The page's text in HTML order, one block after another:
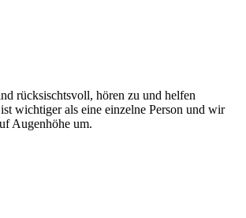
rücksischtsvoll, hören zu und helfen
wichtiger als eine einzelne Person und wir
Augenhöhe um.